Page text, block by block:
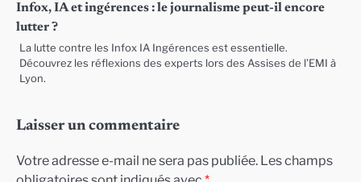
Infox, IA et ingérences : le journalisme peut-il encore
lutter ?
La lutte contre les Infox IA Ingérences est essentielle.
Découvrez les réflexions des experts lors des Assises de l’EMI à
Lyon.
Laisser un commentaire
Votre adresse e-mail ne sera pas publiée. Les champs